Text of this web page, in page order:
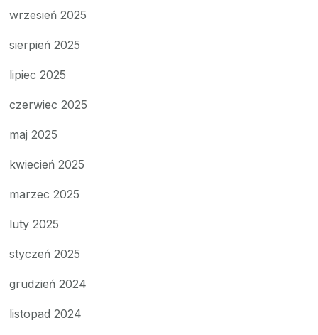
wrzesień 2025
sierpień 2025
lipiec 2025
czerwiec 2025
maj 2025
kwiecień 2025
marzec 2025
luty 2025
styczeń 2025
grudzień 2024
listopad 2024